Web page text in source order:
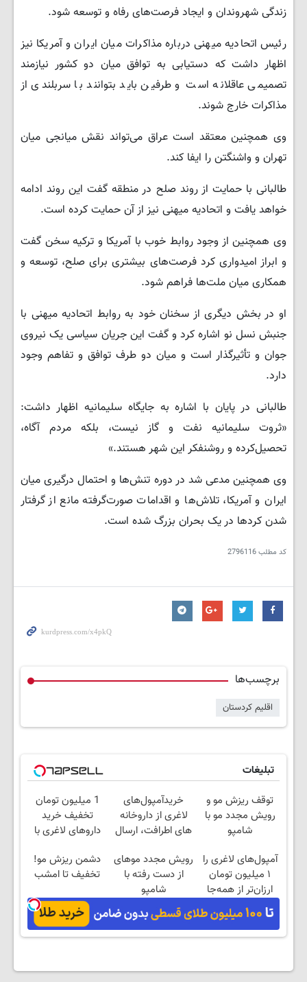
زندگی شهروندان و ایجاد فرصت‌های رفاه و توسعه شود.
رئیس اتحادیه میهنی درباره مذاکرات میان ایران و آمریکا نیز
اظهار داشت که دستیابی به توافق میان دو کشور نیازمند
تصمیمی عاقلانه است و طرفین باید بتوانند با سربلندی از
مذاکرات خارج شوند.
وی همچنین معتقد است عراق می‌تواند نقش میانجی میان
تهران و واشنگتن را ایفا کند.
طالبانی با حمایت از روند صلح در منطقه گفت این روند ادامه
خواهد یافت و اتحادیه میهنی نیز از آن حمایت کرده است.
وی همچنین از وجود روابط خوب با آمریکا و ترکیه سخن گفت
و ابراز امیدواری کرد فرصت‌های بیشتری برای صلح، توسعه و
همکاری میان ملت‌ها فراهم شود.
او در بخش دیگری از سخنان خود به روابط اتحادیه میهنی با
جنبش نسل نو اشاره کرد و گفت این جریان سیاسی یک نیروی
جوان و تأثیرگذار است و میان دو طرف توافق و تفاهم وجود
دارد.
طالبانی در پایان با اشاره به جایگاه سلیمانیه اظهار داشت:
«ثروت سلیمانیه نفت و گاز نیست، بلکه مردم آگاه،
تحصیل‌کرده و روشنفکر این شهر هستند.»
وی همچنین مدعی شد در دوره تنش‌ها و احتمال درگیری میان
ایران و آمریکا، تلاش‌ها و اقدامات صورت‌گرفته مانع از گرفتار
شدن کردها در یک بحران بزرگ شده است.
کد مطلب2796116
برچسب‌ها
اقلیم کردستان
تبلیغات
توقف ریزش مو و
رویش مجدد مو با
شامپو
خریدآمپول‌های
لاغری از داروخانه
های اطرافت، ارسال
یخ!
1 میلیون تومان
تخفیف خرید
داروهای لاغری با
پک یخ!
آمپول‌های لاغری را
۱ میلیون تومان
ارزان‌تر از همه‌جا
بخر!
رویش مجدد موهای
از دست رفته با
شامپو
جلبک45%تخفیف تا
امشب
دشمن ریزش مو!
تخفیف تا امشب